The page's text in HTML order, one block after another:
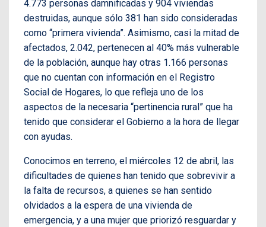
4.773 personas damnificadas y 904 viviendas
destruidas, aunque sólo 381 han sido consideradas
como “primera vivienda”. Asimismo, casi la mitad de
afectados, 2.042, pertenecen al 40% más vulnerable
de la población, aunque hay otras 1.166 personas
que no cuentan con información en el Registro
Social de Hogares, lo que refleja uno de los
aspectos de la necesaria “pertinencia rural” que ha
tenido que considerar el Gobierno a la hora de llegar
con ayudas.
Conocimos en terreno, el miércoles 12 de abril, las
dificultades de quienes han tenido que sobrevivir a
la falta de recursos, a quienes se han sentido
olvidados a la espera de una vivienda de
emergencia, y a una mujer que priorizó resguardar y